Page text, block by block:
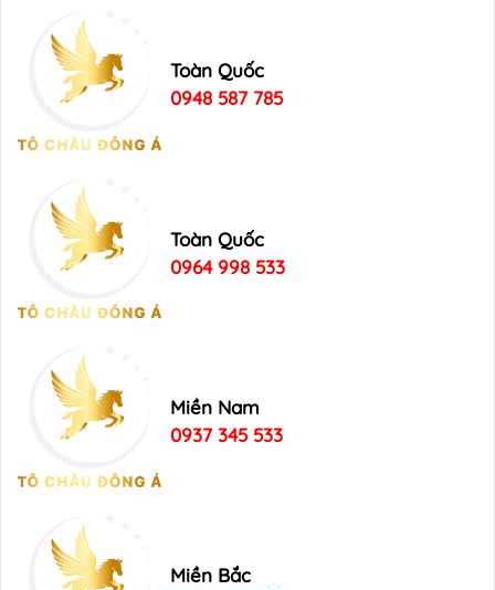
Toàn Quốc
0948 587 785
Toàn Quốc
0964 998 533
Miền Nam
0937 345 533
Miền Bắc